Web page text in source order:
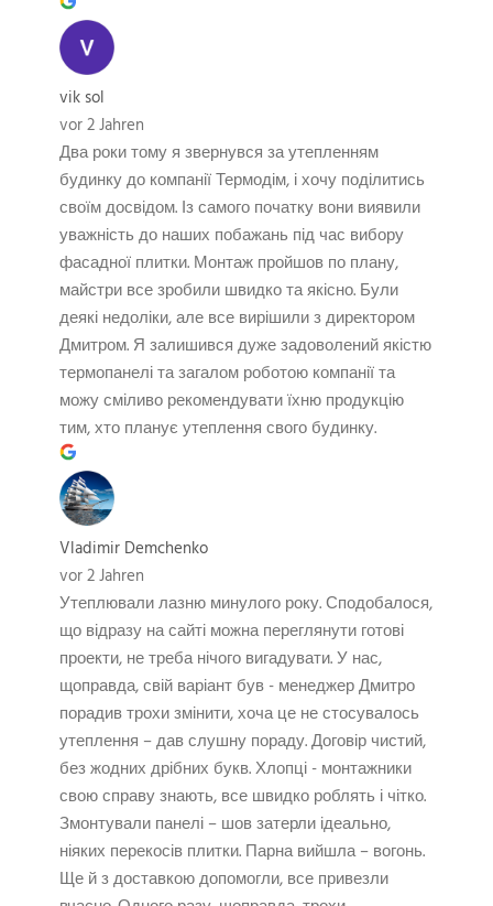
vik sol
vor 2 Jahren
Два роки тому я звернувся за утепленням
будинку до компанії Термодім, і хочу поділитись
своїм досвідом. Із самого початку вони виявили
уважність до наших побажань під час вибору
фасадної плитки. Монтаж пройшов по плану,
майстри все зробили швидко та якісно. Були
деякі недоліки, але все вирішили з директором
Дмитром. Я залишився дуже задоволений якістю
термопанелі та загалом роботою компанії та
можу сміливо рекомендувати їхню продукцію
тим, хто планує утеплення свого будинку.
Vladimir Demchenko
vor 2 Jahren
Утеплювали лазню минулого року. Сподобалося,
що відразу на сайті можна переглянути готові
проекти, не треба нічого вигадувати. У нас,
щоправда, свій варіант був - менеджер Дмитро
порадив трохи змінити, хоча це не стосувалось
утеплення – дав слушну пораду. Договір чистий,
без жодних дрібних букв. Хлопці - монтажники
свою справу знають, все швидко роблять і чітко.
Змонтували панелі – шов затерли ідеально,
ніяких перекосів плитки. Парна вийшла – вогонь.
Ще й з доставкою допомогли, все привезли